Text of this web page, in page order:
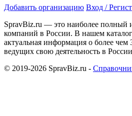
Добавить организацию Вход /
SpravBiz.ru — это наиболее полный
компаний в России. В нашем
актуальная информация о более чем
ведущих свою деятельность в
© 2019-2026 SpravBiz.ru -